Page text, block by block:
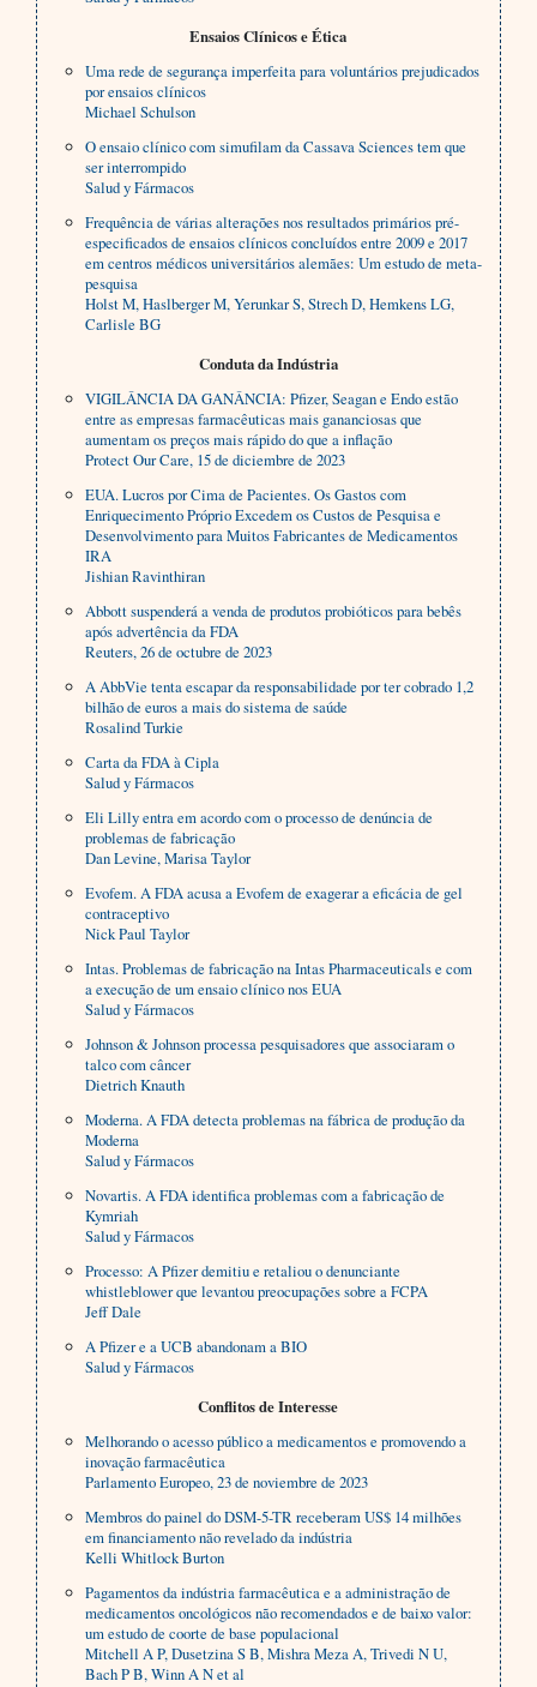
Ensaios Clínicos e Ética
Uma rede de segurança imperfeita para voluntários prejudicados
por ensaios clínicos
Michael Schulson
O ensaio clínico com simufilam da Cassava Sciences tem que
ser interrompido
Salud y Fármacos
Frequência de várias alterações nos resultados primários pré-
especificados de ensaios clínicos concluídos entre 2009 e 2017
em centros médicos universitários alemães: Um estudo de meta-
pesquisa
Holst M, Haslberger M, Yerunkar S, Strech D, Hemkens LG,
Carlisle BG
Conduta da Indústria
VIGILÂNCIA DA GANÂNCIA: Pfizer, Seagan e Endo estão
entre as empresas farmacêuticas mais gananciosas que
aumentam os preços mais rápido do que a inflação
Protect Our Care, 15 de diciembre de 2023
EUA. Lucros por Cima de Pacientes. Os Gastos com
Enriquecimento Próprio Excedem os Custos de Pesquisa e
Desenvolvimento para Muitos Fabricantes de Medicamentos
IRA
Jishian Ravinthiran
Abbott suspenderá a venda de produtos probióticos para bebês
após advertência da FDA
Reuters, 26 de octubre de 2023
A AbbVie tenta escapar da responsabilidade por ter cobrado 1,2
bilhão de euros a mais do sistema de saúde
Rosalind Turkie
Carta da FDA à Cipla
Salud y Fármacos
Eli Lilly entra em acordo com o processo de denúncia de
problemas de fabricação
Dan Levine, Marisa Taylor
Evofem. A FDA acusa a Evofem de exagerar a eficácia de gel
contraceptivo
Nick Paul Taylor
Intas. Problemas de fabricação na Intas Pharmaceuticals e com
a execução de um ensaio clínico nos EUA
Salud y Fármacos
Johnson & Johnson processa pesquisadores que associaram o
talco com câncer
Dietrich Knauth
Moderna. A FDA detecta problemas na fábrica de produção da
Moderna
Salud y Fármacos
Novartis. A FDA identifica problemas com a fabricação de
Kymriah
Salud y Fármacos
Processo: A Pfizer demitiu e retaliou o denunciante
whistleblower que levantou preocupações sobre a FCPA
Jeff Dale
A Pfizer e a UCB abandonam a BIO
Salud y Fármacos
Conflitos de Interesse
Melhorando o acesso público a medicamentos e promovendo a
inovação farmacêutica
Parlamento Europeo, 23 de noviembre de 2023
Membros do painel do DSM-5-TR receberam US$ 14 milhões
em financiamento não revelado da indústria
Kelli Whitlock Burton
Pagamentos da indústria farmacêutica e a administração de
medicamentos oncológicos não recomendados e de baixo valor:
um estudo de coorte de base populacional
Mitchell A P, Dusetzina S B, Mishra Meza A, Trivedi N U,
Bach P B, Winn A N et al